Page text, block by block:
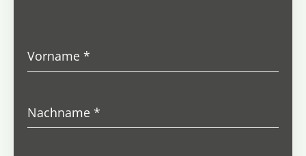
Vorname*
Nachname*